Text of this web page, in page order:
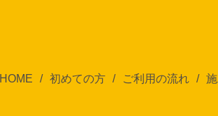
HOME 初めての方 ご利用の流れ